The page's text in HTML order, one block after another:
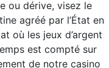
ou dérive, visez le
agréé par l’État en
où les jeux d’argent
est compté sur
de notre casino